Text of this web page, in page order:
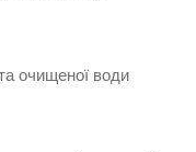
очищеної води